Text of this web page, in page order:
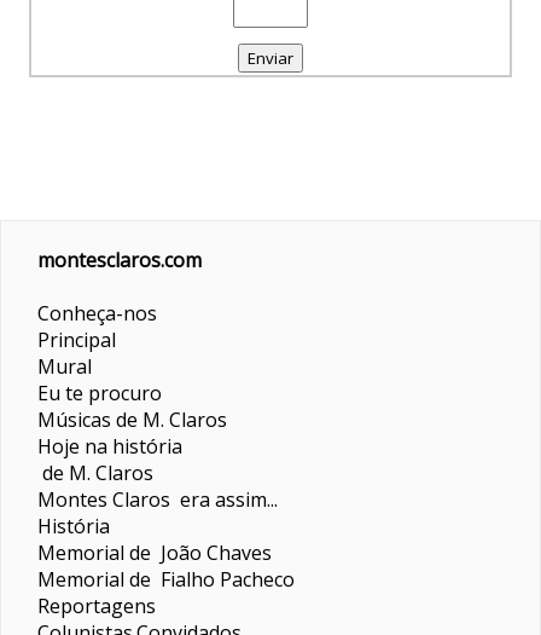
montesclaros.com
Conheça-nos
Principal
Mural
Eu te procuro
Músicas de M. Claros
Hoje na história
de M. Claros
Montes Claros era assim...
História
Memorial de João Chaves
Memorial de Fialho Pacheco
Reportagens